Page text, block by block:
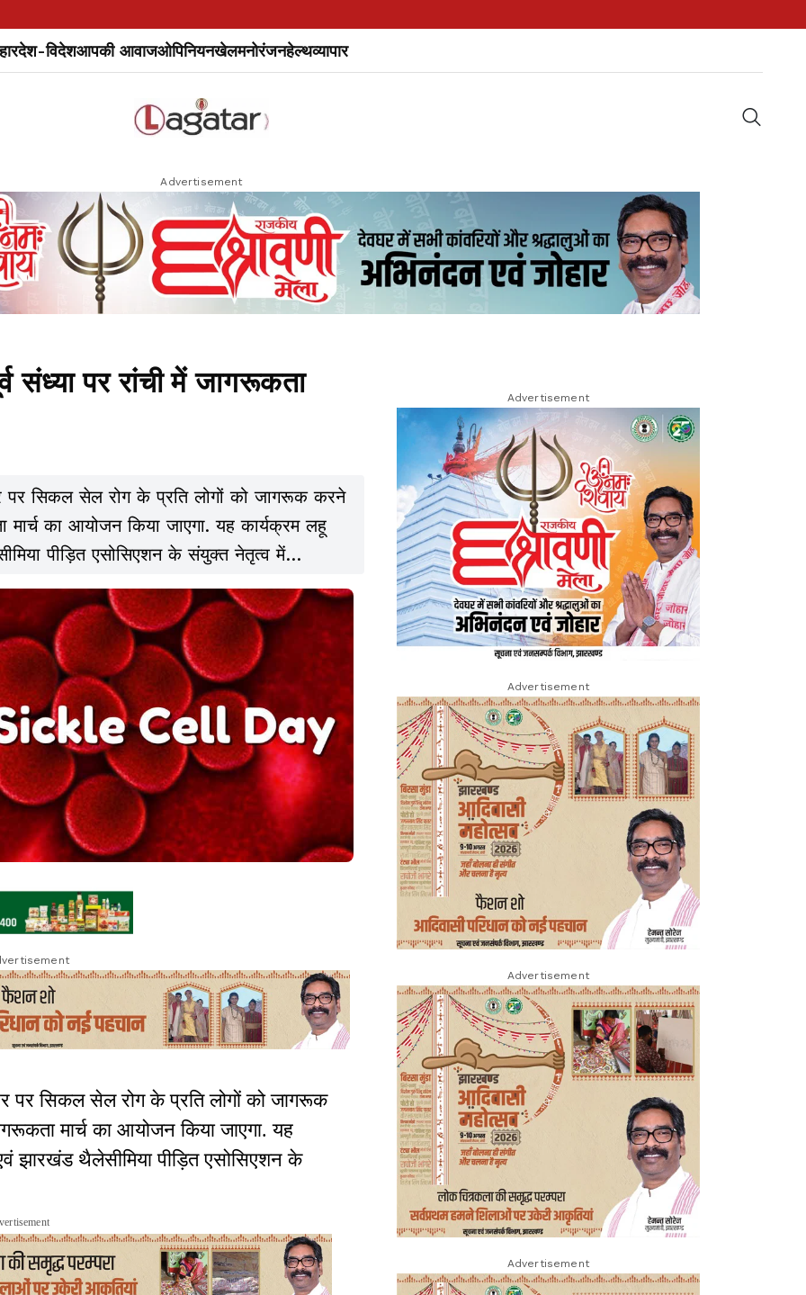
देश-विदेशआपकी आवाजओपिनियनखेलमनोरंजनहेल्थव्यापार
Advertisement
संध्या पर रांची में जागरूकता
सिकल सेल रोग के प्रति लोगों को जागरूक करने
का आयोजन किया जाएगा. यह कार्यक्रम लहू
पीड़ित एसोसिएशन के संयुक्त नेतृत्व में
सिकल सेल रोग के प्रति लोगों को जागरूक
मार्च का आयोजन किया जाएगा. यह
झारखंड थैलेसीमिया पीड़ित एसोसिएशन के
Advertisement
Advertisement
Advertisement
Advertisement